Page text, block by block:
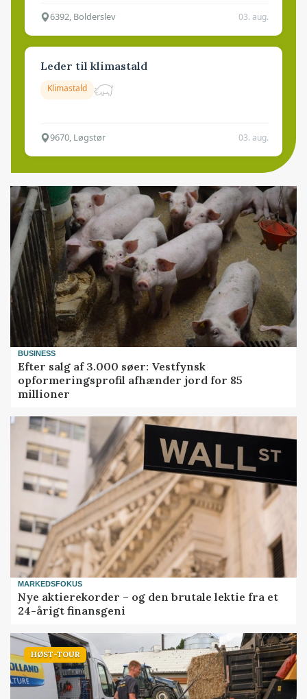
6392, Bolderslev 03. aug.
Leder til klimastald
Klimastald
9670, Løgstør 03. aug.
BUSINESS
Efter salg af 3.000 søer: Vestfynsk
opformeringsprofil afhænder jord for 85
millioner
MARKEDSFOKUS
Nye aktierekorder – og den brutale lektie fra et
24-årigt finansgeni
HØST-TOUR